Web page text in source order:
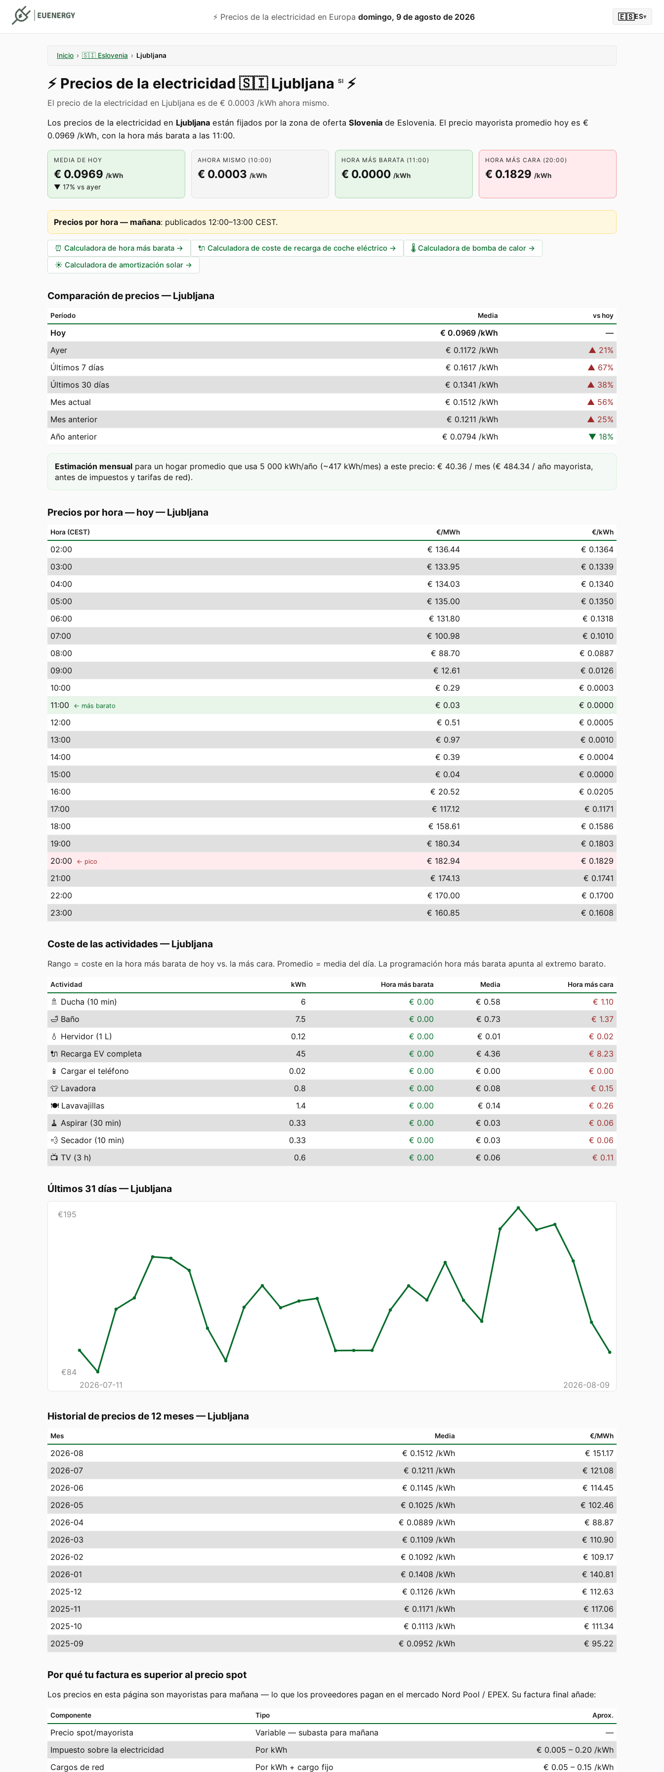
⚡️ Precios de la electricidad en Europa domingo, 9 de agosto de 2026 🇪🇸ES▾
Inicio › 🇸🇮 Eslovenia › Ljubljana
⚡️ Precios de la electricidad 🇸🇮 Ljubljana SI ⚡️
El precio de la electricidad en Ljubljana es de € 0.0003 /kWh ahora mismo.
Los precios de la electricidad en Ljubljana están fijados por la zona de oferta Slovenia de Eslovenia. El precio mayorista promedio hoy es €
0.0969 /kWh, con la hora más barata a las 11:00.
MEDIA DE HOY
€ 0.0969 /kWh
▼ 17% vs ayer
AHORA MISMO (10:00)
€ 0.0003 /kWh
HORA MÁS BARATA (11:00)
€ 0.0000 /kWh
HORA MÁS CARA (20:00)
€ 0.1829 /kWh
Precios por hora — mañana: publicados 12:00–13:00 CEST.
⏰ Calculadora de hora más barata → 🔌 Calculadora de coste de recarga de coche eléctrico → 🌡️ Calculadora de bomba de calor →
☀️ Calculadora de amortización solar →
Comparación de precios —Ljubljana
Período Media vs hoy
Hoy € 0.0969 /kWh
—
Ayer
€ 0.1172 /kWh ▲ 21%
Últimos 7 días
€ 0.1617 /kWh ▲ 67%
Últimos 30 días
€ 0.1341 /kWh ▲ 38%
Mes actual
€ 0.1512 /kWh ▲ 56%
Mes anterior
€ 0.1211 /kWh ▲ 25%
Año anterior
€ 0.0794 /kWh ▼ 18%
Estimación mensual para un hogar promedio que usa 5 000 kWh/año (~417 kWh/mes) a este precio: € 40.36 / mes (€ 484.34 / año mayorista,
antes de impuestos y tarifas de red).
Precios por hora — hoy—Ljubljana
Hora (CEST) €/MWh €/kWh
02:00 € 136.44
€ 0.1364
03:00 € 133.95
€ 0.1339
04:00 € 134.03
€ 0.1340
05:00 € 135.00
€ 0.1350
06:00 € 131.80
€ 0.1318
07:00 € 100.98
€ 0.1010
08:00 € 88.70
€ 0.0887
09:00 € 12.61
€ 0.0126
10:00 € 0.29
€ 0.0003
11:00 ← más barato € 0.03
€ 0.0000
12:00 € 0.51
€ 0.0005
13:00 € 0.97
€ 0.0010
14:00 € 0.39
€ 0.0004
15:00 € 0.04
€ 0.0000
16:00 € 20.52
€ 0.0205
17:00 € 117.12
€ 0.1171
18:00 € 158.61
€ 0.1586
19:00 € 180.34
€ 0.1803
20:00 ← pico € 182.94
€ 0.1829
21:00 € 174.13
€ 0.1741
22:00 € 170.00
€ 0.1700
23:00 € 160.85 € 0.1608
Coste de las actividades —Ljubljana
Rango = coste en la hora más barata de hoy vs. la más cara. Promedio = media del día. La programación hora más barata apunta al extremo barato.
Actividad kWh Hora más barata Media Hora más cara
🚿 Ducha (10 min) 6 € 0.00 € 0.58
€ 1.10
🛁 Baño 7.5 € 0.00 € 0.73
€ 1.37
💧 Hervidor (1 L) 0.12 € 0.00 € 0.01
€ 0.02
🔌 Recarga EV completa 45 € 0.00 € 4.36
€ 8.23
📱 Cargar el teléfono 0.02 € 0.00 € 0.00
€ 0.00
👕 Lavadora 0.8 € 0.00 € 0.08
€ 0.15
🍽️ Lavavajillas 1.4 € 0.00 € 0.14
€ 0.26
🧹 Aspirar (30 min) 0.33 € 0.00 € 0.03
€ 0.06
💨 Secador (10 min) 0.33 € 0.00 € 0.03
€ 0.06
📺 TV (3 h) 0.6 € 0.00 € 0.06 € 0.11
Últimos 31 días —Ljubljana
€195
€84
2026-07-11
2026-08-09
Historial de precios de 12 meses —Ljubljana
Mes Media €/MWh
2026-08 € 0.1512 /kWh
€ 151.17
2026-07
€ 0.1211 /kWh
€ 121.08
2026-06
€ 0.1145 /kWh
€ 114.45
2026-05
€ 0.1025 /kWh
€ 102.46
2026-04
€ 0.0889 /kWh
€ 88.87
2026-03
€ 0.1109 /kWh
€ 110.90
2026-02
€ 0.1092 /kWh
€ 109.17
2026-01
€ 0.1408 /kWh
€ 140.81
2025-12
€ 0.1126 /kWh
€ 112.63
2025-11
€ 0.1171 /kWh
€ 117.06
2025-10
€ 0.1113 /kWh
€ 111.34
2025-09
€ 0.0952 /kWh € 95.22
Por qué tu factura es superior al precio spot
Los precios en esta página son mayoristas para mañana — lo que los proveedores pagan en el mercado Nord Pool / EPEX. Su factura final añade:
Componente Tipo Aprox.
Precio spot/mayorista Variable — subasta para mañana
—
Impuesto sobre la electricidad
Por kWh
€ 0.005 – 0.20 /kWh
Cargos de red
Por kWh + cargo fijo € 0.05 – 0.15 /kWh